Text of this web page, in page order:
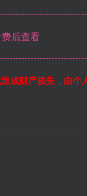
后查看
成财产损失，由个